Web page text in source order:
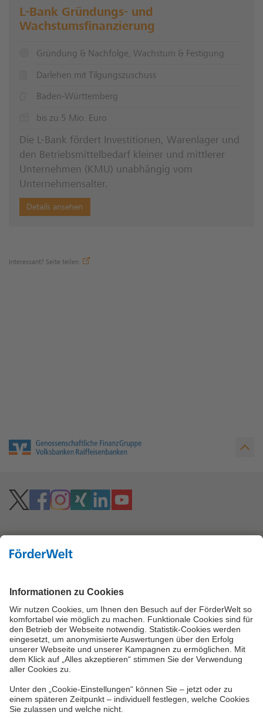
L-Bank Gründungs- und
Wachstumsfinanzierung
Gründung & Nachfolge, Wachstum & Festigung
Darlehen mit Tilgungszuschuss
Baden-Württemberg
bis zu 5 Mio. Euro
Die L-Bank fördert Investitionen, Warenlager und
den Betriebsmittelbedarf kleiner und mittlerer
Unternehmen (KMU) unabhängig vom
Unternehmensalter.
Details ansehen
Interessant? Seite teilen
Vielzahl an Fördermitteln
Eine Förderung Ihres Projektes kann, je nach
Förderbedingungen, über viele verschiedene
Wege möglich sein. Neben den Bundes- und
Landesförderinstituten können Fördermittel des
Bundesamtes für Wirtschaft und